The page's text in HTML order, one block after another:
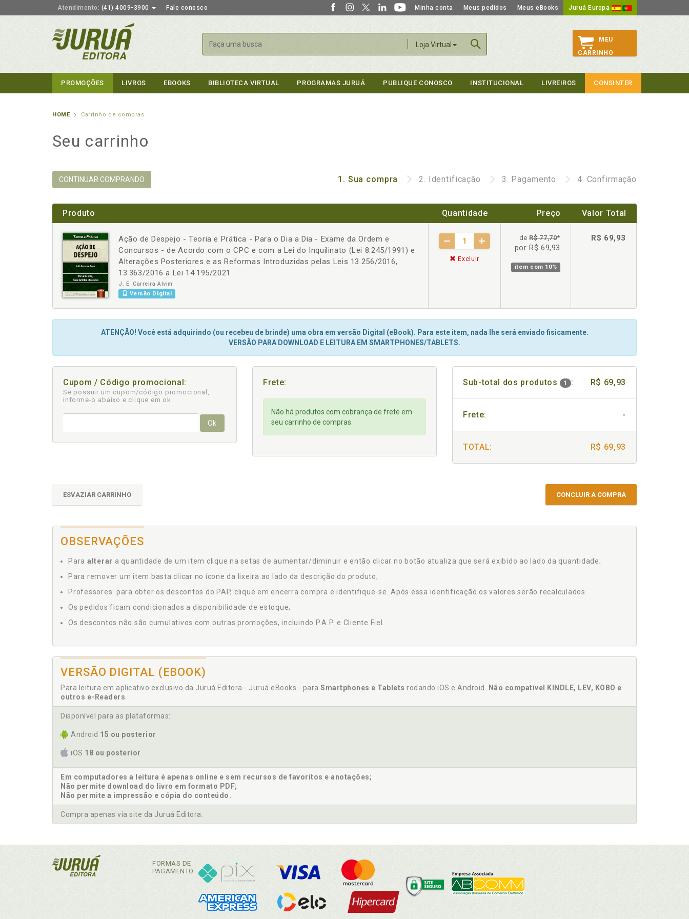
Atendimento: (41) 4009-3900 Fale conosco Minha conta Meus pedidos Meus eBooks Juruá Europa
Loja Virtual
Buscar
MEU
CARRINHO
PROMOÇÕES LIVROS EBOOKS BIBLIOTECA VIRTUAL PROGRAMAS JURUÁ PUBLIQUE CONOSCO INSTITUCIONAL LIVREIROS CONSINTER
HOME Carrinho de compras
Seu carrinho
CONTINUAR COMPRANDO 1. Sua compra 2. Identificação 3. Pagamento 4. Confirmação
Produto Quantidade Preço Valor Total
Ação de Despejo - Teoria e Prática - Para o Dia a Dia - Exame da Ordem e
Concursos - de Acordo com o CPC e com a Lei do Inquilinato (Lei 8.245/1991) e
Alterações Posteriores e as Reformas Introduzidas pelas Leis 13.256/2016,
13.363/2016 a Lei 14.195/2021
J. E. Carreira Alvim
Versão Digital
- +
Excluir
deR$ 77,70*
por R$ 69,93
item com 10%
R$ 69,93
ATENÇÃO! Você está adquirindo (ou recebeu de brinde) uma obra em versão Digital (eBook). Para este item, nada lhe será enviado fisicamente.
VERSÃO PARA DOWNLOAD E LEITURA EM SMARTPHONES/TABLETS.
Cupom / Código promocional:
Se possuir um cupom/código promocional,
informe-o abaixo e clique em ok
Ok
Frete:
Não há produtos com cobrança de frete em
seu carrinho de compras.
Sub-total dos produtos 1 : R$ 69,93
Frete: -
TOTAL: R$ 69,93
ESVAZIAR CARRINHO CONCLUIR A COMPRA
OBSERVAÇÕES
Para alterar a quantidade de um item clique na setas de aumentar/diminuir e então clicar no botão atualiza que será exibido ao lado da quantidade;
Para remover um item basta clicar no ícone da lixeira ao lado da descrição do produto;
Professores: para obter os descontos do PAP, clique em encerra compra e identifique-se. Após essa identificação os valores serão recalculados.
Os pedidos ficam condicionados a disponibilidade de estoque;
Os descontos não são cumulativos com outras promoções, incluindo P.A.P. e Cliente Fiel.
VERSÃO DIGITAL (EBOOK)
Para leitura em aplicativo exclusivo da Juruá Editora - Juruá eBooks - para Smartphones e Tablets rodando iOS e Android.
Não compatível KINDLE, LEV, KOBO e
outros e-Readers
Disponível para as plataformas:
Android 15 ou posterior
iOS 18 ou posterior
Em computadores a leitura é apenas online e sem recursos de favoritos e anotações;
Não permite download do livro em formato PDF;
Não permite a impressão e cópia do conteúdo.
Compra apenas via site da Juruá Editora.
FORMAS DE
PAGAMENTO